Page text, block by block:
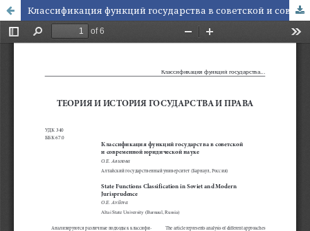
Классификация функций государства в советской и современной юридической науке